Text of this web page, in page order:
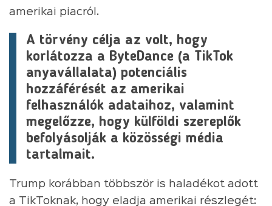
amerikai piacról.
A törvény célja az volt, hogy
korlátozza a ByteDance (a TikTok
anyavállalata) potenciális
hozzáférését az amerikai
felhasználók adataihoz, valamint
megelőzze, hogy külföldi szereplők
befolyásolják a közösségi média
tartalmait.
Trump korábban többször is haladékot adott
a TikToknak, hogy eladja amerikai részlegét: